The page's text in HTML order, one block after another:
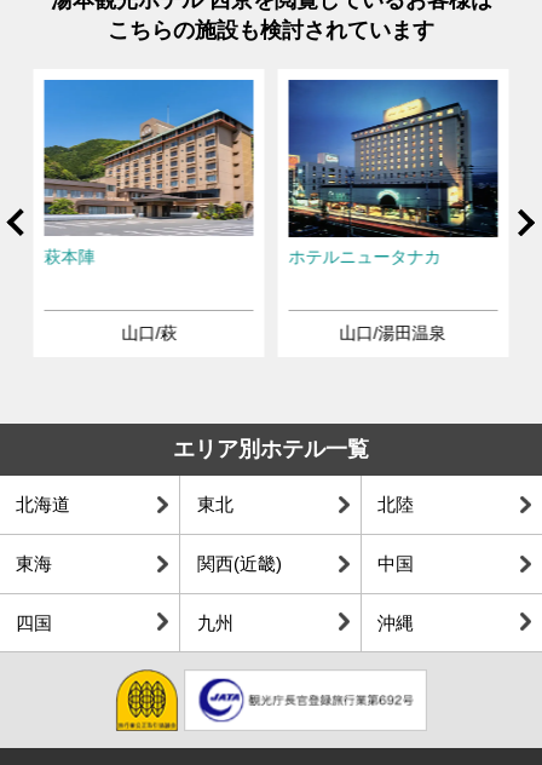
こちらの施設も検討されています
萩本陣
山口/萩
ホテルニュータナカ
山口/湯田温泉
エリア別ホテル一覧
北海道 東北 北陸
東海 関西(近畿) 中国
四国 九州 沖縄